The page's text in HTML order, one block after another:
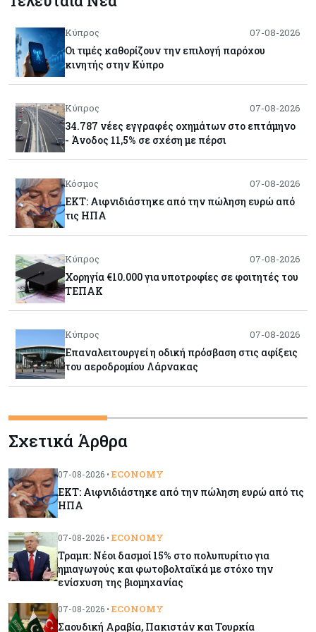
Κύπρος 07-08-2026
Οι τιμές καθορίζουν την επιλογή παρόχου
κινητής στην Κύπρο
Κύπρος 07-08-2026
34.787 νέες εγγραφές οχημάτων στο επτάμηνο
- Άνοδος 11,5% σε σχέση με πέρσι
Κόσμος 07-08-2026
ΕΚΤ: Αιφνιδιάστηκε από την πώληση ευρώ από
τις ΗΠΑ
Κύπρος 07-08-2026
Χορηγία €10.000 για υποτροφίες σε φοιτητές του
ΤΕΠΑΚ
Κύπρος 07-08-2026
Επαναλειτουργεί η οδική πρόσβαση στις αφίξεις
του αεροδρομίου Λάρνακας
από τον Ιανουάριο – Μια ανάσα από τα $4.300
Κύπρος 07-08-2026
Συντεχνία της Cyta ζητά να ανακληθεί
Κόσμος 07-08-2026
Τραμπ: Νέοι δασμοί 15% στο πολυπυρίτιο για
ενίσχυση της βιομηχανίας
Σχετικά Άρθρα
07-08-2026 • ECONOMY
ΕΚΤ: Αιφνιδιάστηκε από την πώληση ευρώ από τις
ΗΠΑ
07-08-2026 • ECONOMY
Τραμπ: Νέοι δασμοί 15% στο πολυπυρίτιο για
ημιαγωγούς και φωτοβολταϊκά με στόχο την
ενίσχυση της βιομηχανίας
07-08-2026 • ECONOMY
Σαουδική Αραβία, Πακιστάν και Τουρκία